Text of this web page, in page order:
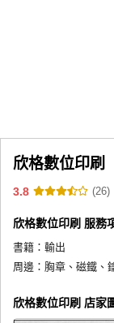
交流中
攤位轉
會員功能選單
會員中心
登入
欣格數位印刷
3.8 (26)
欣格數位印刷 服務
書籍： 輸出
周邊： 胸章、磁鐵、
欣格數位印刷 店家